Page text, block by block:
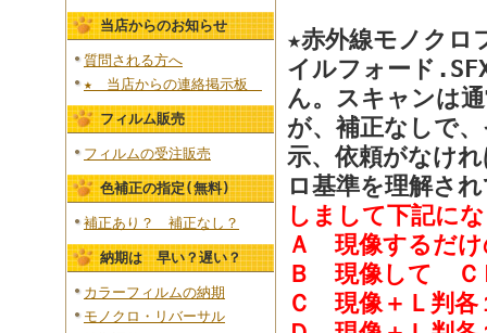
当店からのお知らせ
質問される方へ
★ 当店からの連絡掲示板
フィルム販売
フィルムの受注販売
色補正の指定(無料)
補正あり？ 補正なし？
納期は 早い？遅い？
カラーフィルムの納期
モノクロ・リバーサル
★赤外線モノク
イルフォード
ん。スキャンは
が、補正なしで
示、依頼がなけ
ロ基準を理解さ
しまして下記に
Ａ 現像するだけ
Ｂ 現像して Ｃ
Ｃ 現像＋Ｌ判各